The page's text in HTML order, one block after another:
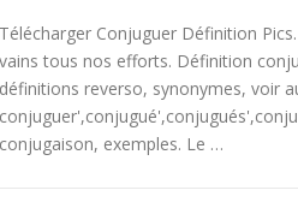
Télécharger Conjuguer Définition
vains tous nos efforts. Définition
définitions reverso, synonymes, voir
conjugaison, exemples. Le …